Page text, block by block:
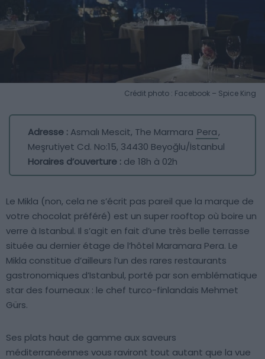
Crédit photo : Facebook – Spice King
Adresse : Asmalı Mescit, The Marmara Pera,
Meşrutiyet Cd. No:15, 34430 Beyoğlu/İstanbul
Horaires d’ouverture : de 18h à 02h
Le Mikla (non, cela ne s’écrit pas pareil que la marque de
votre chocolat préféré) est un super rooftop où boire un
verre à Istanbul. Il s’agit en fait d’une très belle terrasse
située au dernier étage de l’hôtel Maramara Pera. Le
Mikla constitue d’ailleurs l’un des rares restaurants
gastronomiques d’Istanbul, porté par son emblématique
star des fourneaux : le chef turco-finlandais Mehmet
Gürs.
Ses plats haut de gamme aux saveurs
méditerranéennes vous raviront tout autant que la vue